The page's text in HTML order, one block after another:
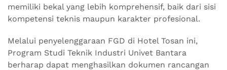
memiliki bekal yang lebih komprehensif, baik dari sisi
kompetensi teknis maupun karakter profesional.
Melalui penyelenggaraan FGD di Hotel Tosan ini,
Program Studi Teknik Industri Univet Bantara
berharap dapat menghasilkan dokumen rancangan